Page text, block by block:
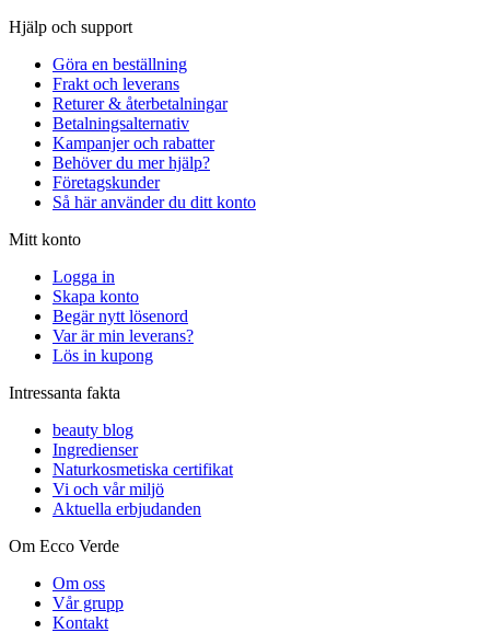
Hjälp och support
Göra en beställning
Frakt och leverans
Returer & återbetalningar
Betalningsalternativ
Kampanjer och rabatter
Behöver du mer hjälp?
Företagskunder
Så här använder du ditt konto
Mitt konto
Logga in
Skapa konto
Begär nytt lösenord
Var är min leverans?
Lös in kupong
Intressanta fakta
beauty blog
Ingredienser
Naturkosmetiska certifikat
Vi och vår miljö
Aktuella erbjudanden
Om Ecco Verde
Om oss
Vår grupp
Kontakt